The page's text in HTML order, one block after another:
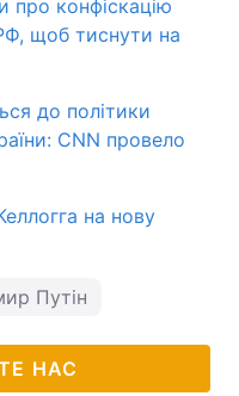
про конфіскацію
щоб тиснути на
до політики
CNN провело
на нову
Путін
НАС